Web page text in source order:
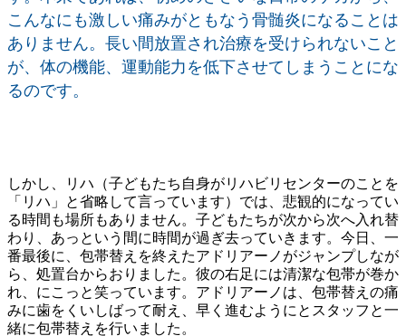
こんなにも激しい痛みがともなう骨髄炎になることは
ありません。長い間放置され治療を受けられないこと
が、体の機能、運動能力を低下させてしまうことにな
るのです。
しかし、リハ（子どもたち自身がリハビリセンターのことを
「リハ」と省略して言っています）では、悲観的になってい
る時間も場所もありません。子どもたちが次から次へ入れ替
わり、あっという間に時間が過ぎ去っていきます。今日、一
番最後に、包帯替えを終えたアドリアーノがジャンプしなが
ら、処置台からおりました。彼の右足には清潔な包帯が巻か
れ、にこっと笑っています。アドリアーノは、包帯替えの痛
みに歯をくいしばって耐え、早く進むようにとスタッフと一
緒に包帯替えを行いました。